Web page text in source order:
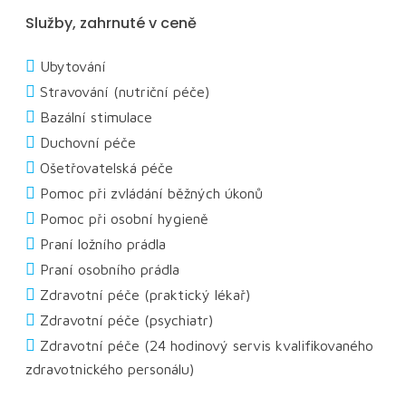
Služby, zahrnuté v ceně
Ubytování
Stravování (nutriční péče)
Bazální stimulace
Duchovní péče
Ošetřovatelská péče
Pomoc při zvládání běžných úkonů
Pomoc při osobní hygieně
Praní ložního prádla
Praní osobního prádla
Zdravotní péče (praktický lékař)
Zdravotní péče (psychiatr)
Zdravotní péče (24 hodinový servis kvalifikovaného
zdravotnického personálu)